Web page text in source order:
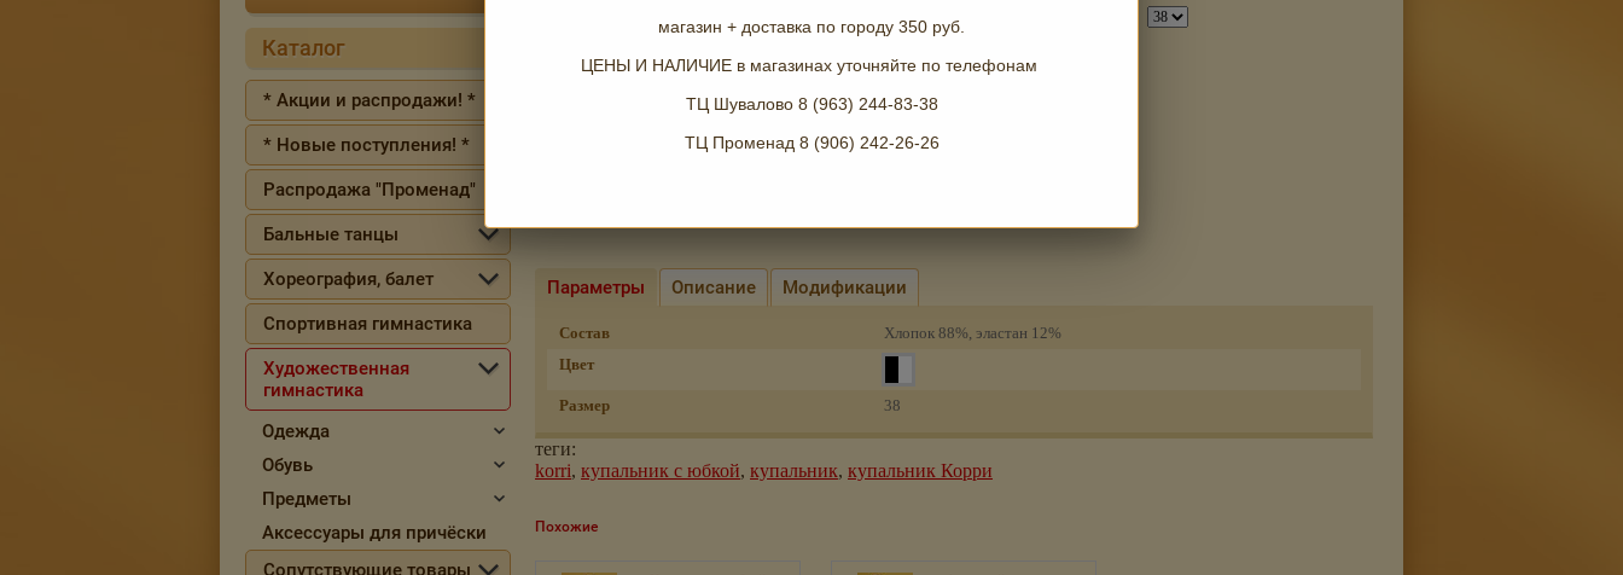
магазин + доставка по городу 350 руб.
ЦЕНЫ И НАЛИЧИЕ в магазинах уточняйте по телефонам
ТЦ Шувалово 8 (963) 244-83-38
ТЦ Променад 8 (906) 242-26-26
Параметры Описание Модификации
Состав
Хлопок 88%, эластан 12%
Цвет
Размер 38
теги:
korri, купальник с юбкой, купальник, купальник Корри
Похожие
Каталог
* Акции и распродажи! *
* Новые поступления! *
Распродажа "Променад"
Бальные танцы
Хореография, балет
Спортивная гимнастика
Художественная
гимнастика
Одежда
Обувь
Предметы
Аксессуары для причёски
Сопутствующие товары